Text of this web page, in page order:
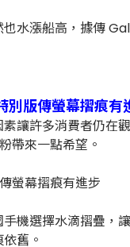
水漲船高，據傳
版傳螢幕摺痕有
讓許多消費者仍在
帶來一點希望。
機選擇水滴摺疊
舊。